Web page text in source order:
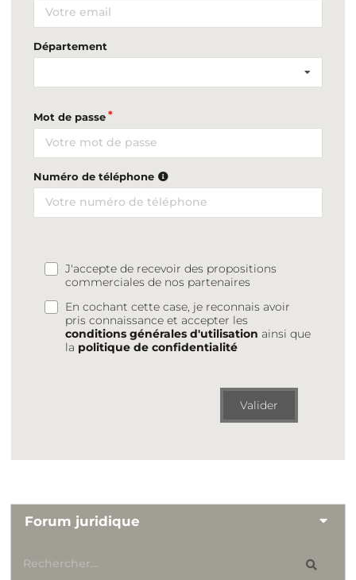
Département
Mot de passe
Numéro de téléphone
J'accepte de recevoir des propositions
commerciales de nos partenaires
En cochant cette case, je reconnais avoir
pris connaissance et accepter les
conditions générales d'utilisation ainsi que
la politique de confidentialité
Valider
Forum juridique